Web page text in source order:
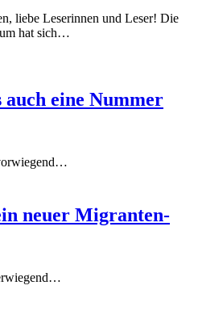
liebe Leserinnen und Leser! Die
hat sich…
auch eine Nummer
neuer Migranten-